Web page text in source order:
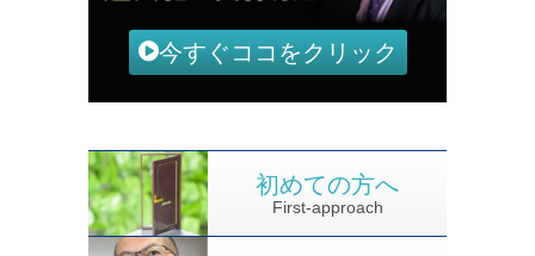
今すぐココをクリック
First-approach
初めての方へ